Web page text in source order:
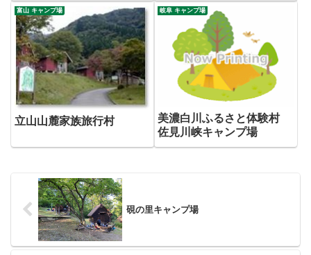
富山 キャンプ場
立山山麓家族旅行村
岐阜 キャンプ場
美濃白川ふるさと体験村
佐見川峡キャンプ場
硯の里キャンプ場